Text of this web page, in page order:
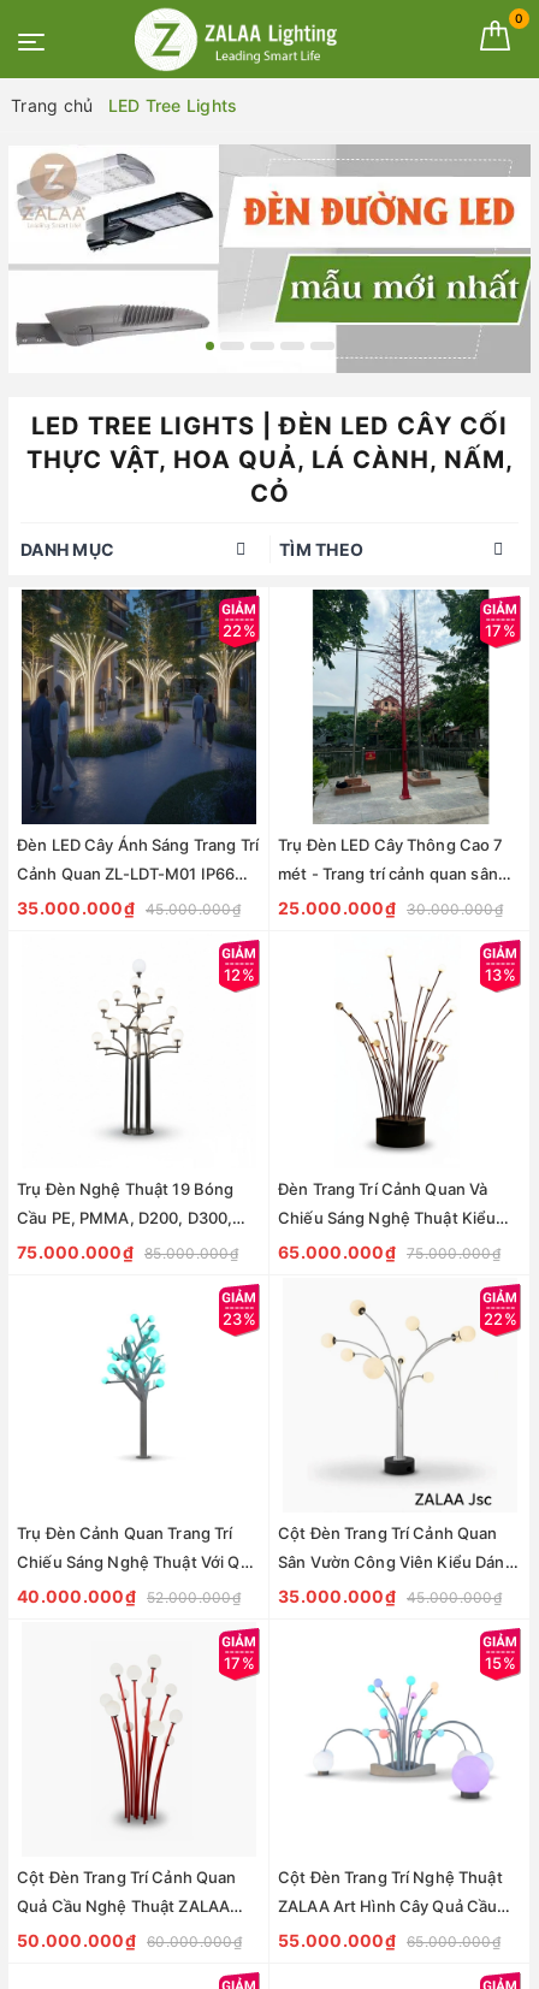
0
Trang chủ LED Tree Lights
LED TREE LIGHTS | ĐÈN LED CÂY CỐI
THỰC VẬT, HOA QUẢ, LÁ CÀNH, NẤM,
CỎ
DANH MỤC TÌM THEO
22%
Đèn LED Cây Ánh Sáng Trang Trí
Cảnh Quan ZL-LDT-M01 IP66
Nghệ Thuật - ZALAA OEM/ODM
35.000.000₫ 45.000.000₫
17%
Trụ Đèn LED Cây Thông Cao 7
mét - Trang trí cảnh quan sân
vườn | LED Pine Tree Lights Pole
25.000.000₫ 30.000.000₫
12%
Trụ Đèn Nghệ Thuật 19 Bóng
Cầu PE, PMMA, D200, D300,
D400 LED Bulb E27 | ZCV-
75.000.000₫ 85.000.000₫
13%
Đèn Trang Trí Cảnh Quan Và
Chiếu Sáng Nghệ Thuật Kiểu
Cột Cầu LED Art Lights | ZCV-
65.000.000₫ 75.000.000₫
23%
Trụ Đèn Cảnh Quan Trang Trí
Chiếu Sáng Nghệ Thuật Với Quả
Cầu ZALAA LED Art Lights |
40.000.000₫ 52.000.000₫
22%
Cột Đèn Trang Trí Cảnh Quan
Sân Vườn Công Viên Kiểu Dáng
Cụm Quả Cầu Nghệ Thuật
35.000.000₫ 45.000.000₫
17%
Cột Đèn Trang Trí Cảnh Quan
Quả Cầu Nghệ Thuật ZALAA
LED Art Lights | ZCV-ART 002
50.000.000₫ 60.000.000₫
15%
Cột Đèn Trang Trí Nghệ Thuật
ZALAA Art Hình Cây Quả Cầu
Artistic Tree | ZCV-ART 001
55.000.000₫ 65.000.000₫